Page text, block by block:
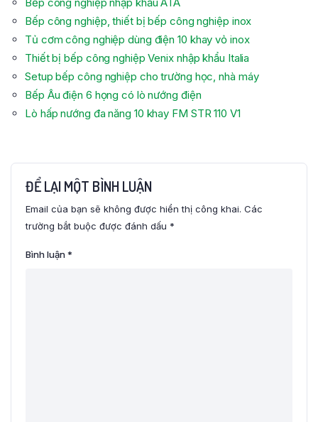
Bếp công nghiệp, thiết bị bếp công nghiệp inox
Tủ cơm công nghiệp dùng điện 10 khay vỏ inox
Thiết bị bếp công nghiệp Venix nhập khẩu Italia
Setup bếp công nghiệp cho trường học, nhà máy
Bếp Âu điện 6 họng có lò nướng điện
Lò hấp nướng đa năng 10 khay FM STR 110 V1
ĐỂ LẠI MỘT BÌNH LUẬN
Email của bạn sẽ không được hiển thị công khai. Các
trường bắt buộc được đánh dấu *
Bình luận*